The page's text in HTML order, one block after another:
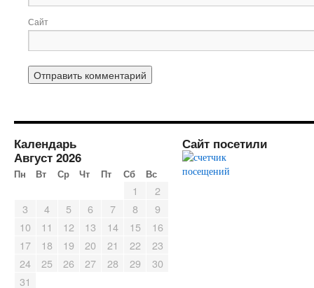
Сайт
Календарь
Август 2026
Пн Вт Ср Чт Пт Сб Вс
1
2
3
4 5 6 7 8
9
10
11 12 13 14 15
16
17
18 19 20 21 22
23
24
25 26 27 28 29
30
31
Сайт посетили